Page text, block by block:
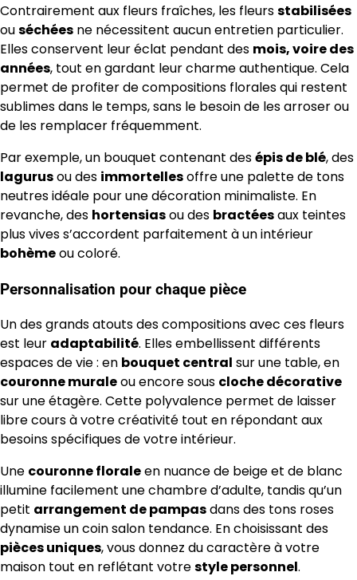
Contrairement aux fleurs fraîches, les fleursstabilisées
ouséchées ne nécessitent aucun entretien particulier.
Elles conservent leur éclat pendant des mois, voire des
années, tout en gardant leur charme authentique. Cela
permet de profiter de compositions florales qui restent
sublimes dans le temps, sans le besoin de les arroser ou
de les remplacer fréquemment.
Par exemple, un bouquet contenant desépis de blé, des
lagurusou des immortellesoffre une palette de tons
neutres idéale pour une décoration minimaliste. En
revanche, des hortensiasou des bractéesaux teintes
plus vives s’accordent parfaitement à un intérieur
bohèmeou coloré.
Personnalisation pour chaque pièce
Un des grands atouts des compositions avec ces fleurs
est leur adaptabilité. Elles embellissent différents
espaces de vie : en bouquet central sur une table, en
couronne muraleou encore sous cloche décorative
sur une étagère. Cette polyvalence permet de laisser
libre cours à votre créativité tout en répondant aux
besoins spécifiques de votre intérieur.
Une couronne floraleen nuance de beige et de blanc
illumine facilement une chambre d’adulte, tandis qu’un
petit arrangement de pampasdans des tons roses
dynamise un coin salon tendance. En choisissant des
pièces uniques, vous donnez du caractère à votre
maison tout en reflétant votrestyle personnel.